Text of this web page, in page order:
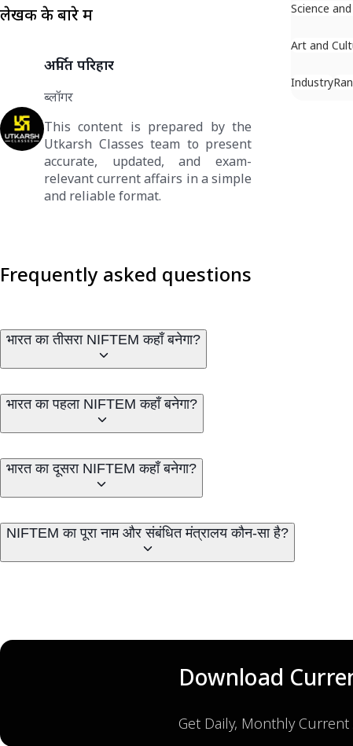
लेखक के बारे में
अर्पित परिहार
ब्लॉगर
This content is prepared by the
Utkarsh Classes team to present
accurate, updated, and exam-
relevant current affairs in a simple
and reliable format.
Science
Art and
Industry
Frequently asked questions
भारत का तीसरा NIFTEM कहाँ बनेगा?
भारत का पहला NIFTEM कहाँ बनेगा?
भारत का दूसरा NIFTEM कहाँ बनेगा?
NIFTEM का पूरा नाम और संबंधित मंत्रालय कौन-सा है?
Download
Get Daily, Monthly Current